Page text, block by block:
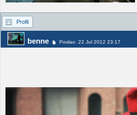
Profil
benne Poslao: 22 Jul 2012 23:17